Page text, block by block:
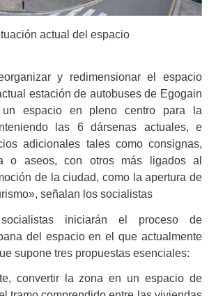
actual del espacio
y redimensionar el espacio
estación de autobuses de Egogain
un espacio en pleno centro para la
las 6 dársenas actuales, e
adicionales tales como consignas,
o aseos, con otros más ligados al
de la ciudad, como la apertura de
señalan los socialistas
iniciarán el proceso de
del espacio en el que actualmente
supone tres propuestas esenciales:
convertir la zona en un espacio de